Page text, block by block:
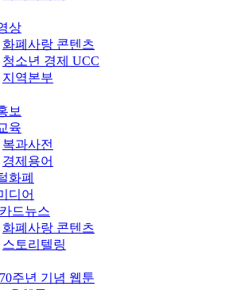
상
화폐사랑 콘텐츠
청소년 경제 UCC
지역본부
보
육
복과사전
경제용어
화폐
디어
드뉴스
화폐사랑 콘텐츠
스토리텔링
주년 기념 웹툰